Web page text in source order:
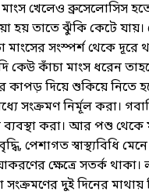
খেলেও ব্রুসেলোসিস
হয় তাতে ঝুঁকি কেটে
সংস্পর্শ থেকে দূরে
কেউ কাঁচা মাংস ধরেন
কাপড় দিয়ে শুকিয়ে নিতে
সংক্রমণ নির্মূল করা।
করা। আর পশু থেকে
পেশাগত স্বাস্থ্যবিধি
ক্ষেত্রে সতর্ক
দুই দিনের